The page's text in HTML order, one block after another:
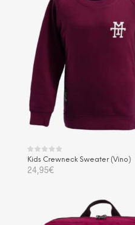
Kids Crewneck Sweater (Vino)
24,95€